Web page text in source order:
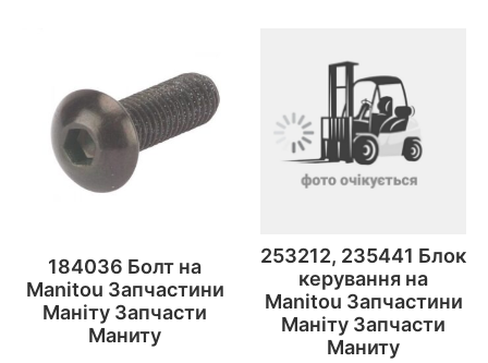
184036 Болт на
Manitou Запчастини
Маніту Запчасти
Маниту
253212, 235441 Блок
керування на
Manitou Запчастини
Маніту Запчасти
Маниту